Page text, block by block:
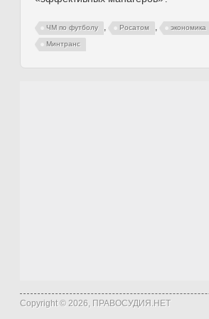
ЧМ по футболу , Росатом , экономика
Минтранс
Copyright © 2026, ПРАВОСУДИЯ.НЕТ